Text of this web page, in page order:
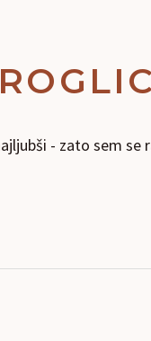
- zato sem